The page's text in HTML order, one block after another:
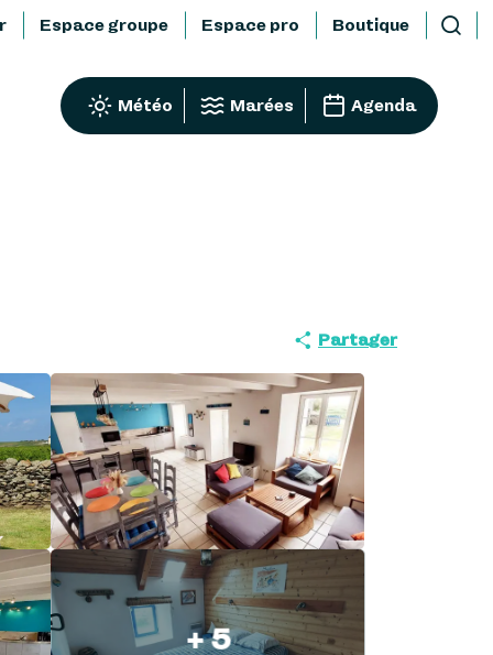
Espace groupe Espace pro Boutique
Météo Marées Agenda
Partager
+ 5